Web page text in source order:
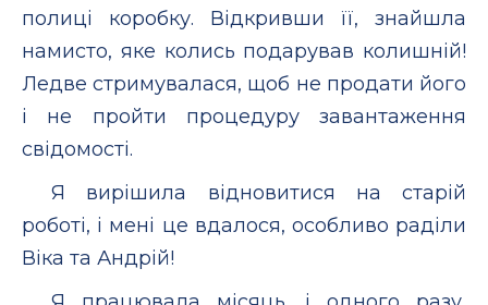
полиці коробку. Відкривши її, знайшла
намисто, яке колись подарував колишній!
Ледве стримувалася, щоб не продати його
і не пройти процедуру завантаження
свідомості.
Я вирішила відновитися на старій
роботі, і мені це вдалося, особливо раділи
Віка та Андрій!